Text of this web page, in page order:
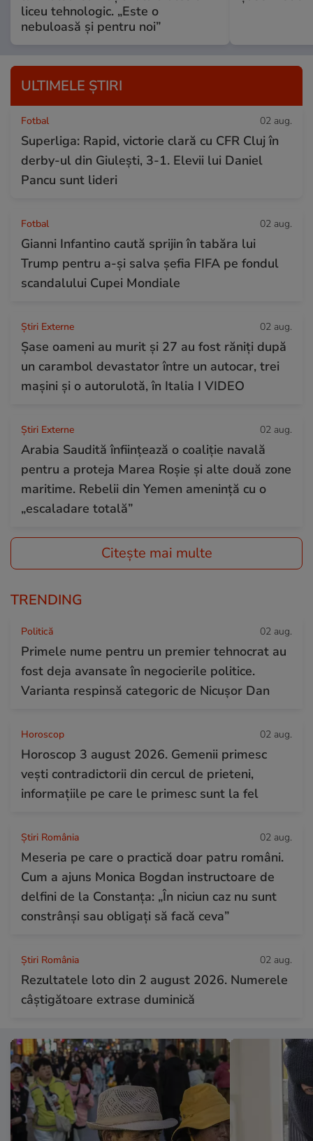
liceu tehnologic. „Este o
nebuloasă și pentru noi”
ULTIMELE ȘTIRI
Fotbal 02 aug.
Superliga: Rapid, victorie clară cu CFR Cluj în
derby-ul din Giulești, 3-1. Elevii lui Daniel
Pancu sunt lideri
Fotbal 02 aug.
Gianni Infantino caută sprijin în tabăra lui
Trump pentru a-și salva șefia FIFA pe fondul
scandalului Cupei Mondiale
Știri Externe 02 aug.
Șase oameni au murit și 27 au fost răniți după
un carambol devastator între un autocar, trei
mașini și o autorulotă, în Italia I VIDEO
Știri Externe 02 aug.
Arabia Saudită înființează o coaliție navală
pentru a proteja Marea Roșie și alte două zone
maritime. Rebelii din Yemen amenință cu o
„escaladare totală”
Citește mai multe
TRENDING
Politică 02 aug.
Primele nume pentru un premier tehnocrat au
fost deja avansate în negocierile politice.
Varianta respinsă categoric de Nicușor Dan
Horoscop 02 aug.
Horoscop 3 august 2026. Gemenii primesc
vești contradictorii din cercul de prieteni,
informațiile pe care le primesc sunt la fel
Știri România 02 aug.
Meseria pe care o practică doar patru români.
Cum a ajuns Monica Bogdan instructoare de
delfini de la Constanța: „În niciun caz nu sunt
constrânși sau obligați să facă ceva”
Știri România 02 aug.
Rezultatele loto din 2 august 2026. Numerele
câștigătoare extrase duminică